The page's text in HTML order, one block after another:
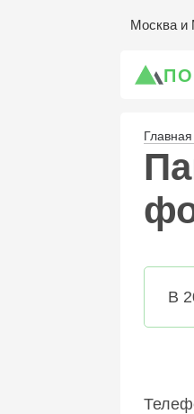
Москва
Главная
В